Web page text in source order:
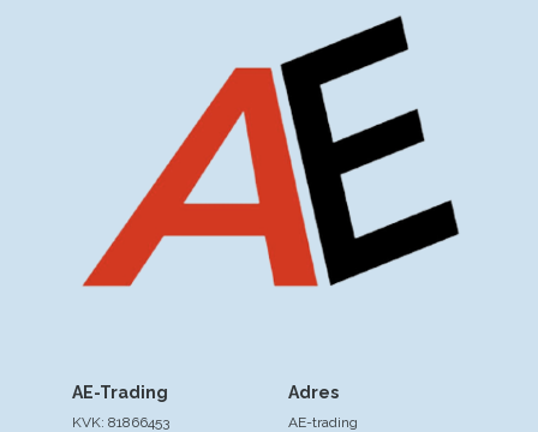
Adres
AE-trading
AE-Trading
KVK: 81866453